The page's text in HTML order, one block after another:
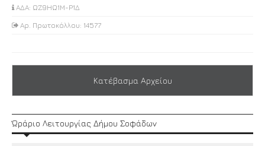
ΑΔΑ: ΩΖ9ΗΩ1Μ-Ρ1Δ
Αρ. Πρωτοκόλλου: 14577
Κατέβασμα Αρχείου
Ώράριο Λειτουργίας Δήμου Σοφάδων